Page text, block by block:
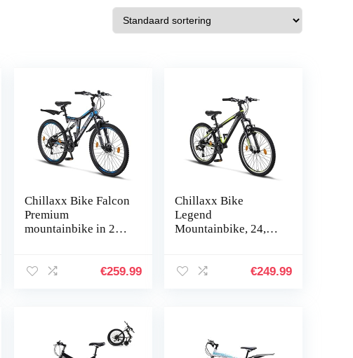
Chillaxx Bike Falcon
Premium
mountainbike in 24
dames en heren,€259.99
Chillaxx Bike
Legend
Mountainbike, 24,
meisjes, heren en
€249.99